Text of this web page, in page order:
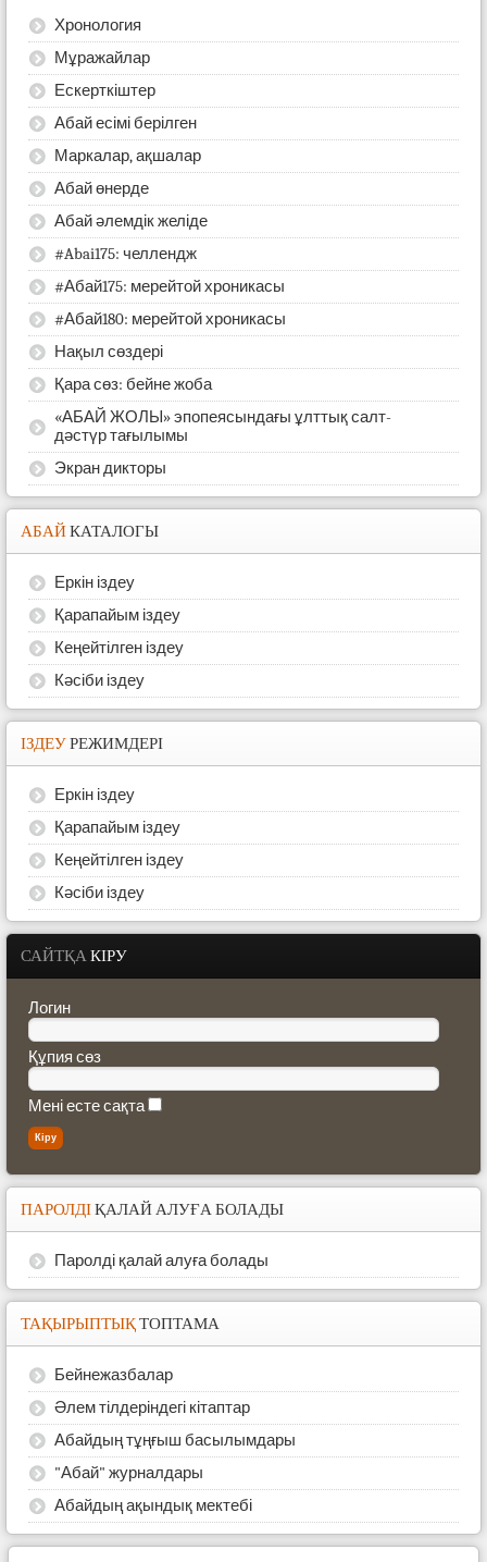
Хронология
Мұражайлар
Ескерткіштер
Абай есімі берілген
Маркалар, ақшалар
Абай өнерде
Абай әлемдік желіде
#Abai175: челлендж
#Абай175: мерейтой хроникасы
#Абай180: мерейтой хроникасы
Нақыл сөздері
Қара сөз: бейне жоба
«АБАЙ ЖОЛЫ» эпопеясындағы ұлттық салт-
дәстүр тағылымы
Экран дикторы
АБАЙКАТАЛОГЫ
Еркін іздеу
Қарапайым іздеу
Кеңейтілген іздеу
Кәсіби іздеу
ІЗДЕУРЕЖИМДЕРІ
Еркін іздеу
Қарапайым іздеу
Кеңейтілген іздеу
Кәсіби іздеу
САЙТҚАКІРУ
Логин
Құпия сөз
Мені есте сақта
ПАРОЛДІҚАЛАЙ АЛУҒА БОЛАДЫ
Паролді қалай алуға болады
ТАҚЫРЫПТЫҚТОПТАМА
Бейнежазбалар
Әлем тілдеріндегі кітаптар
Абайдың тұңғыш басылымдары
"Абай" журналдары
Абайдың ақындық мектебі